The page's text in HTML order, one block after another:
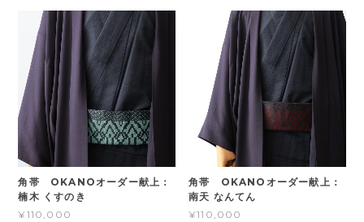
角帯 OKANOオーダー献上：
楠木 くすのき
¥110,000
角帯 OKANOオーダー献上：
南天 なんてん
¥110,000